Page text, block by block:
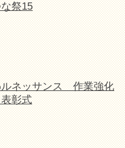
祭15
ルネッサンス 作業強化
彰式